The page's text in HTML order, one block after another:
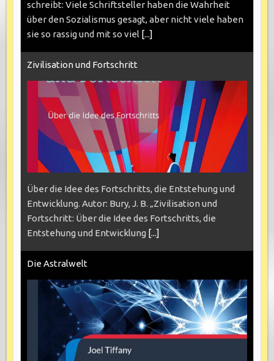
schreibt: Viele Schriftsteller haben die Wahrheit
über den Sozialismus gesagt, aber nicht viele haben
sie so rassig und mit so viel [...]
Zivilisation und Fortschritt
Über die Idee des Fortschritts, die Entstehung und
Entwicklung. Autor: Bury, J. B. „Zivilisation und
Fortschritt: Über die Idee des Fortschritts, die
Entstehung und Entwicklung [...]
Die Astralwelt